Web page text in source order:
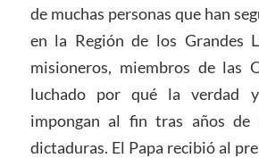
de muchas personas que han
en la Región de los Grandes
misioneros, miembros de las
luchado por qué la verdad
impongan al fin tras años de
dictaduras. El Papa recibió al